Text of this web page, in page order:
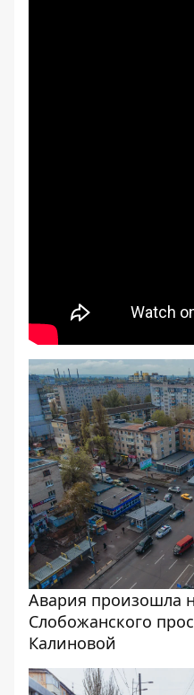
Авария произошла
Слобожанского
Калиновой